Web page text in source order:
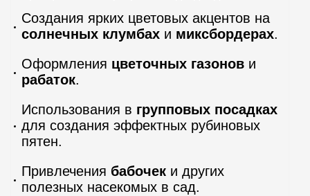
Создания ярких цветовых акцентов на
солнечных клумбах и миксбордерах.
Оформления цветочных газонов и
рабаток.
Использования в групповых посадках
для создания эффектных рубиновых
пятен.
Привлечения бабочек и других
полезных насекомых в сад.